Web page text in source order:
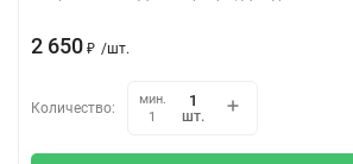
2 650 ₽ /шт.
Количество:
мин.
1
шт.